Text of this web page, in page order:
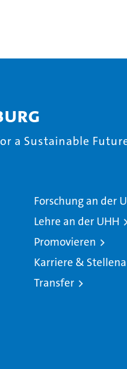
a Sustainable
Forschung an der
Lehre an der UHH
Promovieren
Karriere &
Transfer